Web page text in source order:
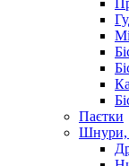
Паєтки
Шнури,